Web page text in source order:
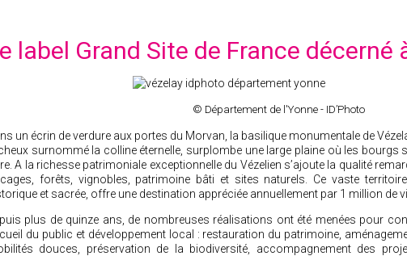
label Grand Site de France décerné
© Département de l'Yonne - ID’Photo
un écrin de verdure aux portes du Morvan, la basilique monumentale de
surnommé la colline éternelle, surplombe une large plaine où les bourgs
A la richesse patrimoniale exceptionnelle du Vézelien s’ajoute la qualité
forêts, vignobles, patrimoine bâti et sites naturels. Ce vaste
et sacrée, offre une destination appréciée annuellement par 1 million de
plus de quinze ans, de nombreuses réalisations ont été menées pour
du public et développement local : restauration du patrimoine,
douces, préservation de la biodiversité, accompagnement des